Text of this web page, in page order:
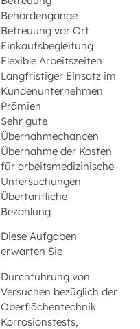
Behördengänge
Betreuung vor Ort
Einkaufsbegleitung
Flexible Arbeitszeiten
Langfristiger Einsatz im
Kundenunternehmen
Prämien
Sehr gute
Übernahmechancen
Übernahme der Kosten
für arbeitsmedizinische
Untersuchungen
Übertarifliche
Bezahlung
Diese Aufgaben
erwarten Sie
Durchführung von
Versuchen bezüglich der
Oberflächentechnik
Korrosionstests,